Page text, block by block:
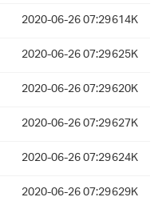
2020-06-26 07:29614K
2020-06-26 07:29625K
2020-06-26 07:29620K
2020-06-26 07:29627K
2020-06-26 07:29624K